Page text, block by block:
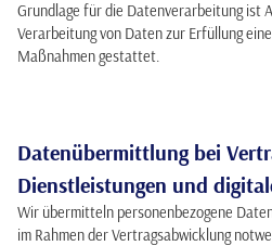
Grundlage für die Datenverarbeitung ist
Verarbeitung von Daten zur Erfüllung
Maßnahmen gestattet.
Datenübermittlung bei
Dienstleistungen und
Wir übermitteln personenbezogene
im Rahmen der Vertragsabwicklung